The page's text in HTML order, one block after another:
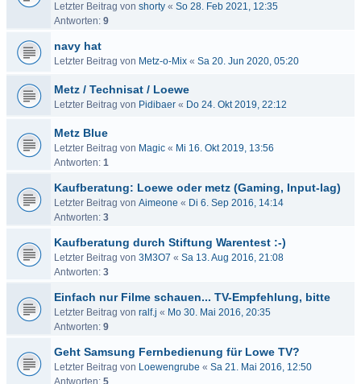
Letzter Beitrag von shorty « So 28. Feb 2021, 12:35
Antworten: 9
navy hat
Letzter Beitrag von Metz-o-Mix « Sa 20. Jun 2020, 05:20
Metz / Technisat / Loewe
Letzter Beitrag von Pidibaer « Do 24. Okt 2019, 22:12
Metz Blue
Letzter Beitrag von Magic « Mi 16. Okt 2019, 13:56
Antworten: 1
Kaufberatung: Loewe oder metz (Gaming, Input-lag)
Letzter Beitrag von Aimeone « Di 6. Sep 2016, 14:14
Antworten: 3
Kaufberatung durch Stiftung Warentest :-)
Letzter Beitrag von 3M3O7 « Sa 13. Aug 2016, 21:08
Antworten: 3
Einfach nur Filme schauen... TV-Empfehlung, bitte
Letzter Beitrag von ralf.j « Mo 30. Mai 2016, 20:35
Antworten: 9
Geht Samsung Fernbedienung für Lowe TV?
Letzter Beitrag von Loewengrube « Sa 21. Mai 2016, 12:50
Antworten: 5